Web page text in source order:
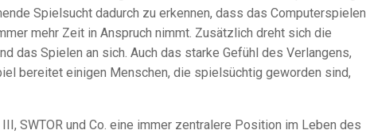
Spielsucht dadurch zu erkennen, dass das Computerspielen
mehr Zeit in Anspruch nimmt. Zusätzlich dreht sich die
das Spielen an sich. Auch das starke Gefühl des Verlangens,
bereitet einigen Menschen, die spielsüchtig geworden sind,
SWTOR und Co. eine immer zentralere Position im Leben des